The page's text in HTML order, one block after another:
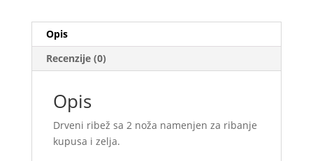
Opis
Recenzije (0)
Opis
Drveni ribež sa 2 noža namenjen za ribanje
kupusa i zelja.